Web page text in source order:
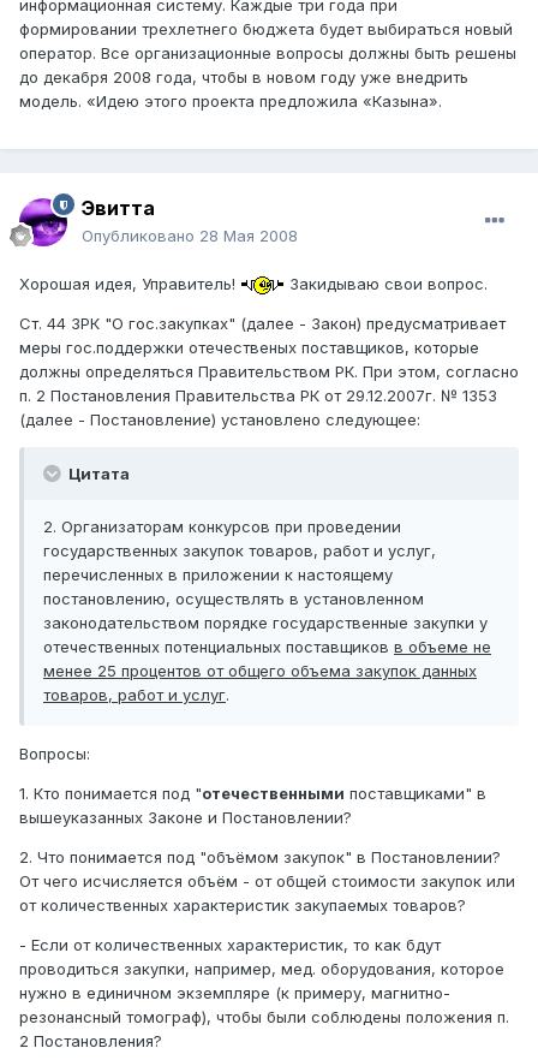
информационная систему. Каждые три года при
формировании трехлетнего бюджета будет выбираться новый
оператор. Все организационные вопросы должны быть решены
до декабря 2008 года, чтобы в новом году уже внедрить
модель. «Идею этого проекта предложила «Казына».
Эвитта
Опубликовано 28 Мая 2008
Хорошая идея, Управитель! Закидываю свои вопрос.
Ст. 44 ЗРК "О гос.закупках" (далее - Закон) предусматривает
меры гос.поддержки отечественых поставщиков, которые
должны определяться Правительством РК. При этом, согласно
п. 2 Постановления Правительства РК от 29.12.2007г. № 1353
(далее - Постановление) установлено следующее:
Цитата
2. Организаторам конкурсов при проведении
государственных закупок товаров, работ и услуг,
перечисленных в приложении к настоящему
постановлению, осуществлять в установленном
законодательством порядке государственные закупки у
отечественных потенциальных поставщиков в объеме не
менее 25 процентов от общего объема закупок данных
товаров, работ и услуг.
Вопросы:
1. Кто понимается под "отечественными поставщиками" в
вышеуказанных Законе и Постановлении?
2. Что понимается под "объёмом закупок" в Постановлении?
От чего исчисляется объём - от общей стоимости закупок или
от количественных характеристик закупаемых товаров?
- Если от количественных характеристик, то как бдут
проводиться закупки, например, мед. оборудования, которое
нужно в единичном экземпляре (к примеру, магнитно-
резонансный томограф), чтобы были соблюдены положения п.
2 Постановления?